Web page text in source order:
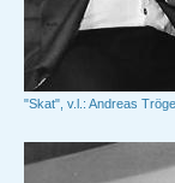
"Skat", v.l.: Andreas